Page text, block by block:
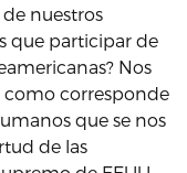
nuestros
que participar de
Nos
como corresponde
que se nos
de las